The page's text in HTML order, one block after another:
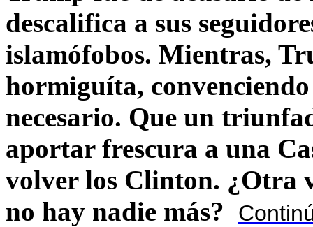
descalifica a sus
islamófobos. Mientras,
hormiguíta,
necesario. Que un
aportar frescura a una
volver los Clinton. ¿Otra
no hay nadie más?